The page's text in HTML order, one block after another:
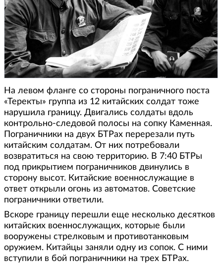
На левом фланге со стороны пограничного поста
«Теректы» группа из 12 китайских солдат тоже
нарушила границу. Двигались солдаты вдоль
контрольно-следовой полосы на сопку Каменная.
Пограничники на двух БТРах перерезали путь
китайским солдатам. От них потребовали
возвратиться на свою территорию. В 7:40 БТРы
под прикрытием пограничников двинулись в
сторону высот. Китайские военнослужащие в
ответ открыли огонь из автоматов. Советские
пограничники ответили.
Вскоре границу перешли еще несколько десятков
китайских военнослужащих, которые были
вооружены стрелковым и противотанковым
оружием. Китайцы заняли одну из сопок. С ними
вступили в бой пограничники на трех БТРах.